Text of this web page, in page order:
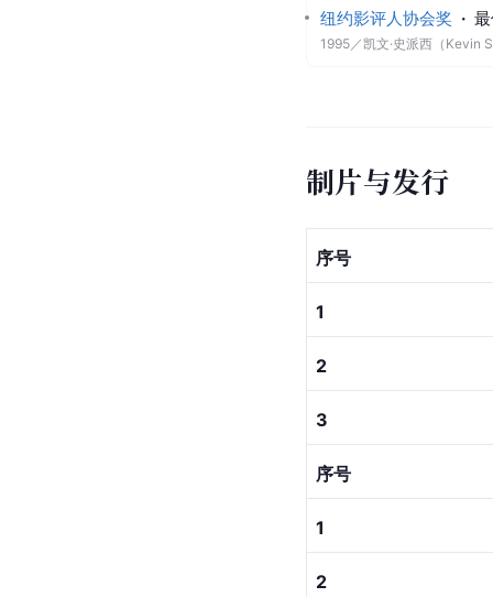
纽约影评人协会奖 ·
1995 ／凯文·史派西（Kevin
制片与发行
序号
1
2
3
序号
1
2